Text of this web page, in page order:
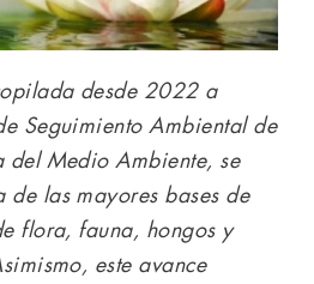
desde 2022 a
Seguimiento Ambiental de
del Medio Ambiente, se
de las mayores bases de
flora, fauna, hongos y
este avance